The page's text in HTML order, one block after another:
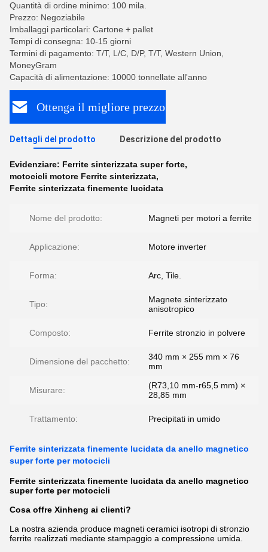
Quantità di ordine minimo: 100 mila.
Prezzo: Negoziabile
Imballaggi particolari: Cartone + pallet
Tempi di consegna: 10-15 giorni
Termini di pagamento: T/T, L/C, D/P, T/T, Western Union,
MoneyGram
Capacità di alimentazione: 10000 tonnellate all'anno
Ottenga il migliore prezzo
Dettagli del prodotto Descrizione del prodotto
Evidenziare: Ferrite sinterizzata super forte,
motocicli motore Ferrite sinterizzata,
Ferrite sinterizzata finemente lucidata
Nome del prodotto: Magneti per motori a ferrite
Applicazione: Motore inverter
Forma: Arc, Tile.
Tipo:
Magnete sinterizzato
anisotropico
Composto: Ferrite stronzio in polvere
Dimensione del pacchetto:
340 mm × 255 mm × 76
mm
Misurare:
(R73,10 mm-r65,5 mm) ×
28,85 mm
Trattamento: Precipitati in umido
Ferrite sinterizzata finemente lucidata da anello magnetico
super forte per motocicli
Ferrite sinterizzata finemente lucidata da anello magnetico
super forte per motocicli
Cosa offre Xinheng ai clienti?
La nostra azienda produce magneti ceramici isotropi di stronzio
ferrite realizzati mediante stampaggio a compressione umida.